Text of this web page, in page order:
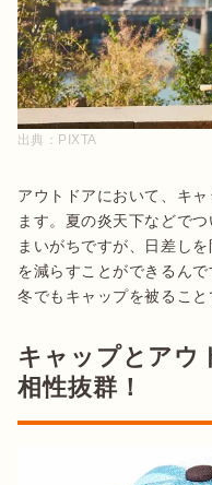
出典： PIXTA
アウトドアにおいて、キ
ます。夏の炎天下などで
まいがちですが、日差し
を減らすことができるん
冬でもキャップを被ること
キャップとアウ
相性抜群！